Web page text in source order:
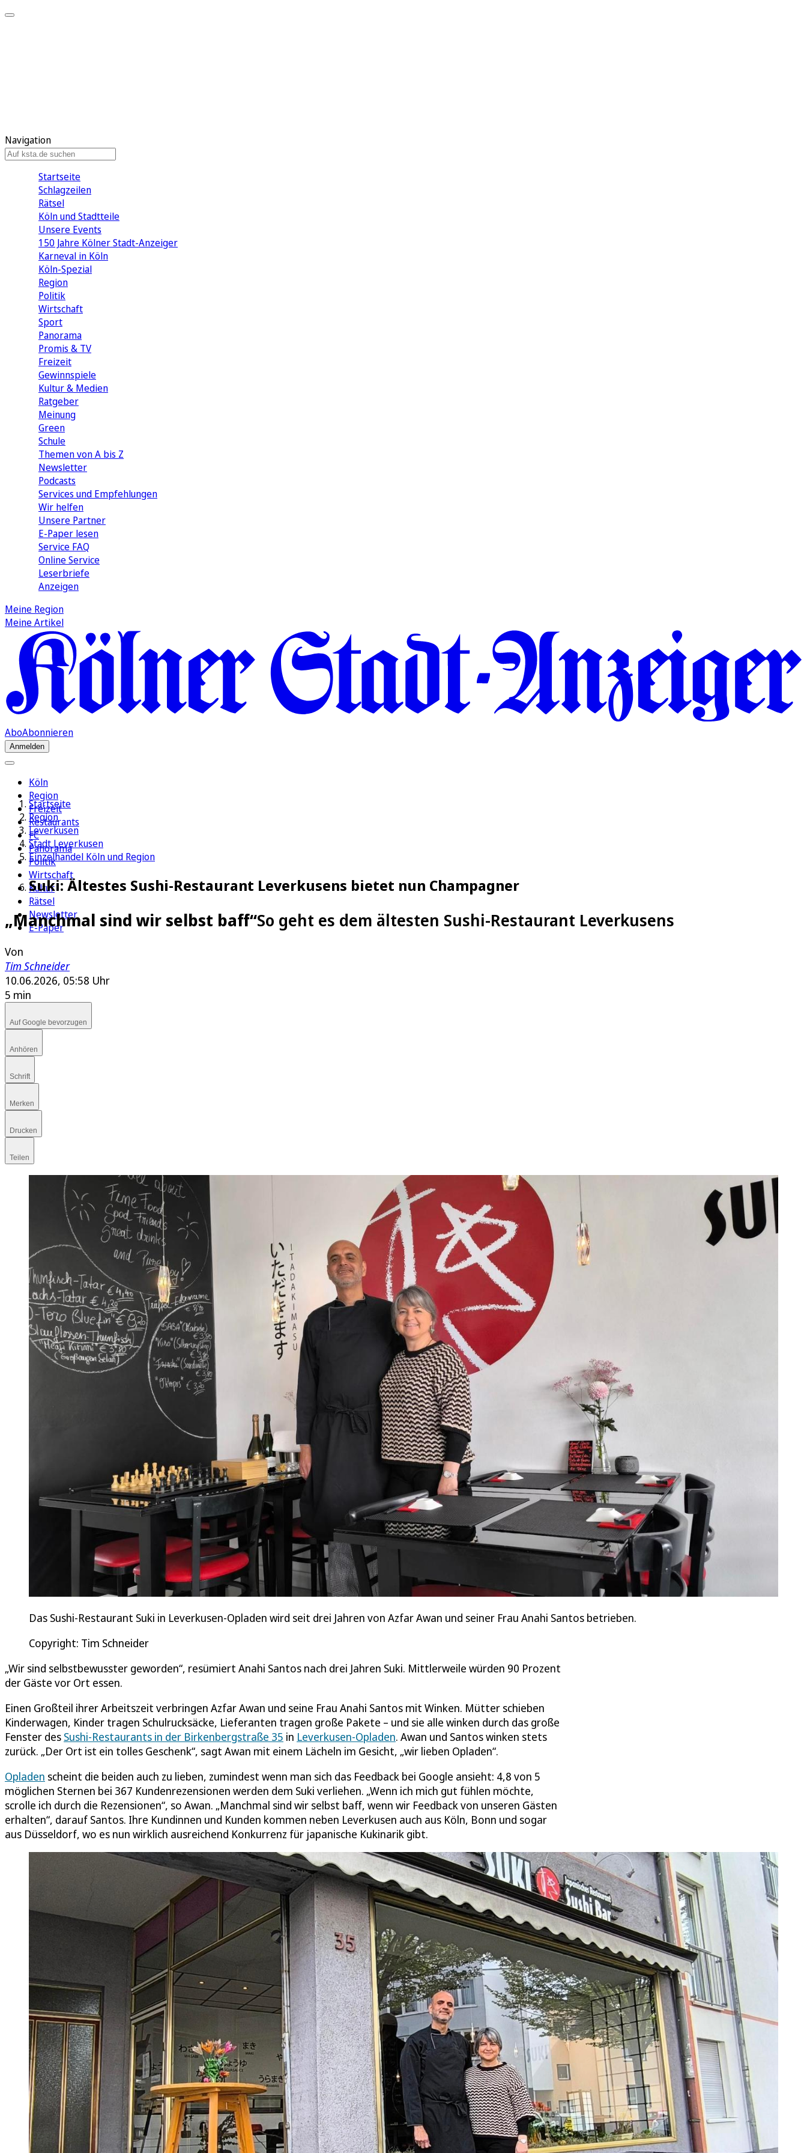
Navigation
Startseite
Schlagzeilen
Rätsel
Köln und Stadtteile
Unsere Events
150 Jahre Kölner Stadt-Anzeiger
Karneval in Köln
Köln-Spezial
Region
Politik
Wirtschaft
Sport
Panorama
Promis & TV
Freizeit
Gewinnspiele
Kultur & Medien
Ratgeber
Meinung
Green
Schule
Themen von A bis Z
Newsletter
Podcasts
Services und Empfehlungen
Wir helfen
Unsere Partner
E-Paper lesen
Service FAQ
Online Service
Leserbriefe
Anzeigen
Meine Region
Meine Artikel
AboAbonnieren
Anmelden
Köln
Region
Freizeit
Restaurants
FC
Panorama
Politik
Wirtschaft
Kultur
Rätsel
Newsletter
E-Paper
Startseite
Region
Leverkusen
Stadt Leverkusen
Einzelhandel Köln und Region
Suki: Ältestes Sushi-Restaurant Leverkusens bietet nun Champagner
„Manchmal sind wir selbst baff“So geht es dem ältesten Sushi-Restaurant Leverkusens
Von
Tim Schneider
10.06.2026, 05:58 Uhr
5 min
Auf Google bevorzugen
Anhören
Schrift
Merken
Drucken
Teilen
Das Sushi-Restaurant Suki in Leverkusen-Opladen wird seit drei Jahren von Azfar Awan und seiner Frau Anahi Santos betrieben.
Copyright: Tim Schneider
„Wir sind selbstbewusster geworden“, resümiert Anahi Santos nach drei Jahren Suki. Mittlerweile würden 90 Prozent
der Gäste vor Ort essen.
Einen Großteil ihrer Arbeitszeit verbringen Azfar Awan und seine Frau Anahi Santos mit Winken. Mütter schieben
Kinderwagen, Kinder tragen Schulrucksäcke, Lieferanten tragen große Pakete – und sie alle winken durch das große
Fenster des Sushi-Restaurants in der Birkenbergstraße 35 in Leverkusen-Opladen. Awan und Santos winken stets
zurück. „Der Ort ist ein tolles Geschenk“, sagt Awan mit einem Lächeln im Gesicht, „wir lieben Opladen“.
Opladen scheint die beiden auch zu lieben, zumindest wenn man sich das Feedback bei Google ansieht: 4,8 von 5
möglichen Sternen bei 367 Kundenrezensionen werden dem Suki verliehen. „Wenn ich mich gut fühlen möchte,
scrolle ich durch die Rezensionen“, so Awan. „Manchmal sind wir selbst baff, wenn wir Feedback von unseren Gästen
erhalten“, darauf Santos. Ihre Kundinnen und Kunden kommen neben Leverkusen auch aus Köln, Bonn und sogar
aus Düsseldorf, wo es nun wirklich ausreichend Konkurrenz für japanische Kukinarik gibt.